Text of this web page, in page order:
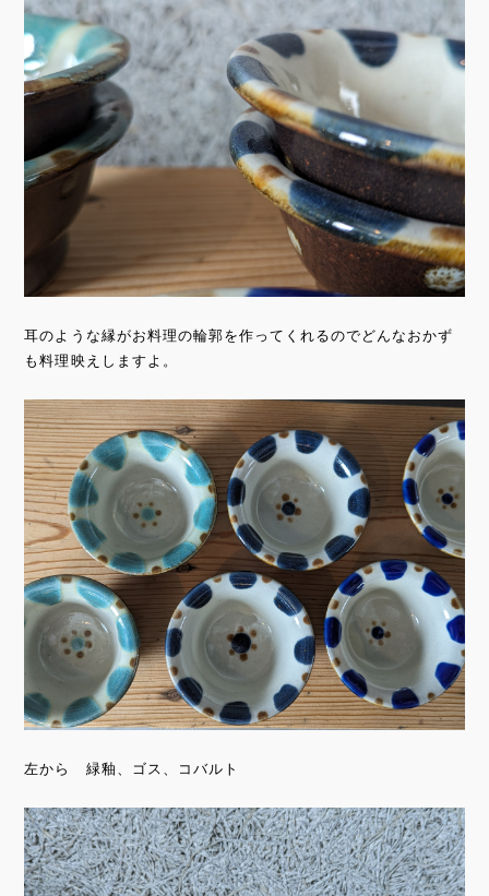
耳のような縁がお料理の輪郭を作ってくれるのでどんなおかず
も料理映えしますよ。
左から 緑釉、ゴス、コバルト